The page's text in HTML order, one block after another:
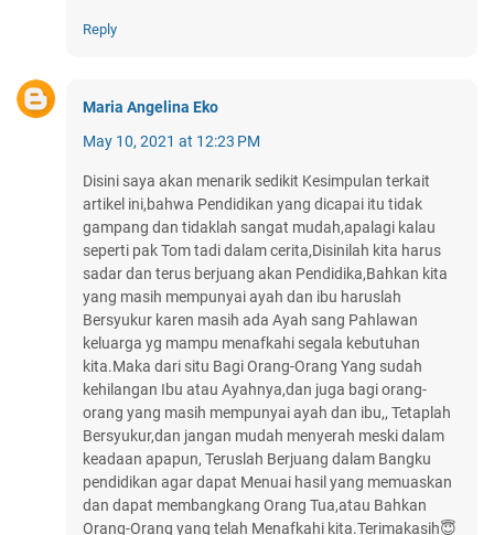
Reply
Maria Angelina Eko
May 10, 2021 at 12:23 PM
Disini saya akan menarik sedikit Kesimpulan terkait
artikel ini,bahwa Pendidikan yang dicapai itu tidak
gampang dan tidaklah sangat mudah,apalagi kalau
seperti pak Tom tadi dalam cerita,Disinilah kita harus
sadar dan terus berjuang akan Pendidika,Bahkan kita
yang masih mempunyai ayah dan ibu haruslah
Bersyukur karen masih ada Ayah sang Pahlawan
keluarga yg mampu menafkahi segala kebutuhan
kita.Maka dari situ Bagi Orang-Orang Yang sudah
kehilangan Ibu atau Ayahnya,dan juga bagi orang-
orang yang masih mempunyai ayah dan ibu,, Tetaplah
Bersyukur,dan jangan mudah menyerah meski dalam
keadaan apapun, Teruslah Berjuang dalam Bangku
pendidikan agar dapat Menuai hasil yang memuaskan
dan dapat membangkang Orang Tua,atau Bahkan
Orang-Orang yang telah Menafkahi kita.Terimakasih😇